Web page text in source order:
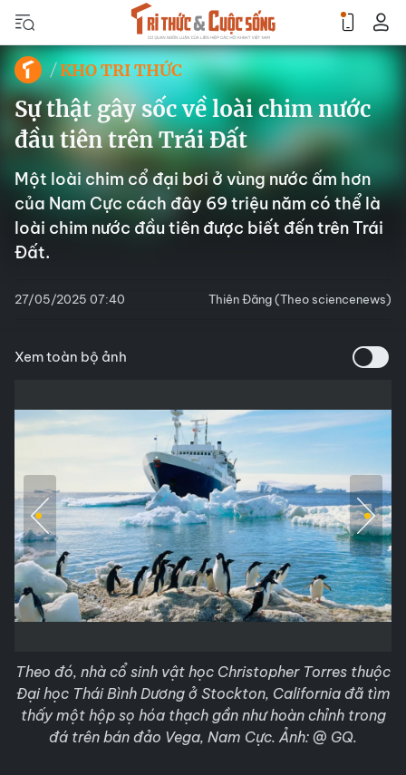
KHO TRI THỨC
Sự thật gây sốc về loài chim nước
đầu tiên trên Trái Đất
Một loài chim cổ đại bơi ở vùng nước ấm hơn
của Nam Cực cách đây 69 triệu năm có thể là
loài chim nước đầu tiên được biết đến trên Trái
Đất.
27/05/2025 07:40 Thiên Đăng (Theo sciencenews)
Xem toàn bộ ảnh
Theo đó, nhà cổ sinh vật học Christopher Torres thuộc
Đại học Thái Bình Dương ở Stockton, California đã tìm
thấy một hộp sọ hóa thạch gần như hoàn chỉnh trong
đá trên bán đảo Vega, Nam Cực. Ảnh: @ GQ.